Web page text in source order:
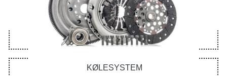
KØLESYSTEM